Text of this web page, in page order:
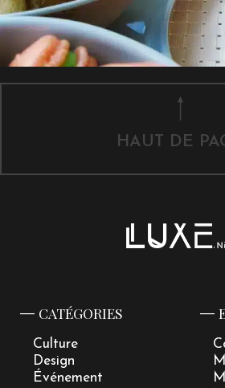
HAUT DE
CATÉGORIES
Culture
Design
Événement